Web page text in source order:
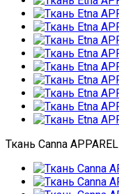
Ткань Canna APPAREL